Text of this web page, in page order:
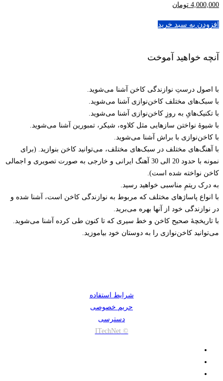
4,000,000 تومان
افزودن به سبد خرید
آنچه خواهید آموخت
با اصول درستِ نوازندگی کاخن آشنا می‌شوید.
با سبک‌های مختلف کاخن‌نوازی آشنا می‌شوید.
با تکنیک‌هایِ به روزِ کاخن‌نوازی آشنا می‌شوید.
با شیوۀ نواختن سازهایی مثل کلاوه، شیکر، تمبورین آشنا می‌شوید.
با کاخن‌نوازی با براش آشنا می‌شوید.
با آهنگ‌های مختلف در سبک‌های مختلف، می‌توانید کاخن بنوازید. (برای
نمونه با حدود 20 الی 30 آهنگ ایرانی و خارجی به صورت تصویری و اجمالی
کاخن نواخته شده است).
به درک ریتمِ مناسبی خواهید رسید.
با انواع پاساژهای مختلف که مربوط به نوازندگی کاخن است، آشنا شده و
در نوازندگی خود از آنها بهره می‌برید.
با تاریخچۀ صحیح کاخن و خط سیری که تا کنون طی کرده آشنا می‌شوید.
می‌توانید کاخن‌نوازی را به دوستان خود بیاموزید.
شرایط استفاده
حریم خصوصی
دسترسی
© ITechNet